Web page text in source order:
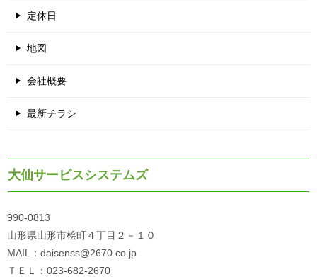
定休日
地図
会社概要
最新チラシ
大仙サービスシステムズ
990-0813
山形県山形市桧町４丁目２－１０
MAIL：daisenss@2670.co.jp
ＴＥＬ：023-682-2670